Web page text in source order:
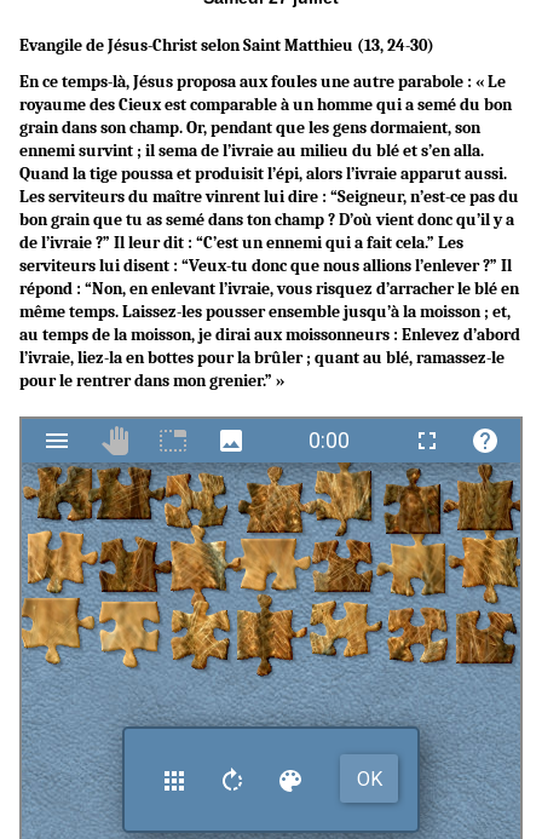
Evangile de Jésus-Christ selon SaintMatthieu (13, 24-30)
En ce temps-là, Jésus proposa aux foules une autre parabole : « Le
royaume des Cieux est comparable à un homme qui a semé du bon
grain dans son champ. Or, pendant que les gens dormaient, son
ennemi survint ; il sema de l’ivraie au milieu du blé et s’en alla.
Quand la tige poussa et produisit l’épi, alors l’ivraie apparut aussi.
Les serviteurs du maître vinrent lui dire : “Seigneur, n’est-ce pas du
bon grain que tu as semé dans ton champ ? D’où vient donc qu’il y a
de l’ivraie ?” Il leur dit : “C’est un ennemi qui a fait cela.” Les
serviteurs lui disent : “Veux-tu donc que nous allions l’enlever ?” Il
répond : “Non, en enlevant l’ivraie, vous risquez d’arracher le blé en
même temps. Laissez-les pousser ensemble jusqu’à la moisson ; et,
au temps de la moisson, je dirai aux moissonneurs : Enlevez d’abord
l’ivraie, liez-la en bottes pour la brûler ; quant au blé, ramassez-le
pour le rentrer dans mon grenier.” »